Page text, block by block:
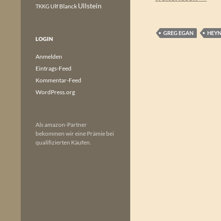
GREG EGAN
TKKG Ulf Blanck Ullstein
LOGIN
Anmelden
Eintrags-Feed
Kommentar-Feed
WordPress.org
Als amazon-Partner
bekommen wir eine Prämie bei
qualifizierten Käufen.